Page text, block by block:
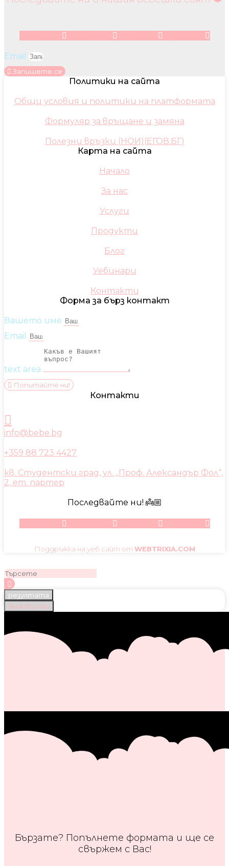
Email
Запишете се
Политики на сайта
Общи условия и политики на платформата
Формуляр за връщане и замяна
Полезни връзки (НОИ)(ЕГОВ.БГ)
Карта на сайта
Начало
За нас
Услуги
Продукти
Блог
Уебинари
Контакти
Форма за бърз контакт
Вашето име
Email
text area
Попитайте ни!
Контакти
info@bebe.bg
+359 88 723 4427
кв. Студентски град, ул. „Проф. Александър Фол“,
2, ет. партер
Последвайте ни! 👼🏼
Поддръжка на уеб сайт от WEBTRIXIA.COM
резултата
Виж всички
Бързате? Попълнете формата и ще се
свържем с Вас!